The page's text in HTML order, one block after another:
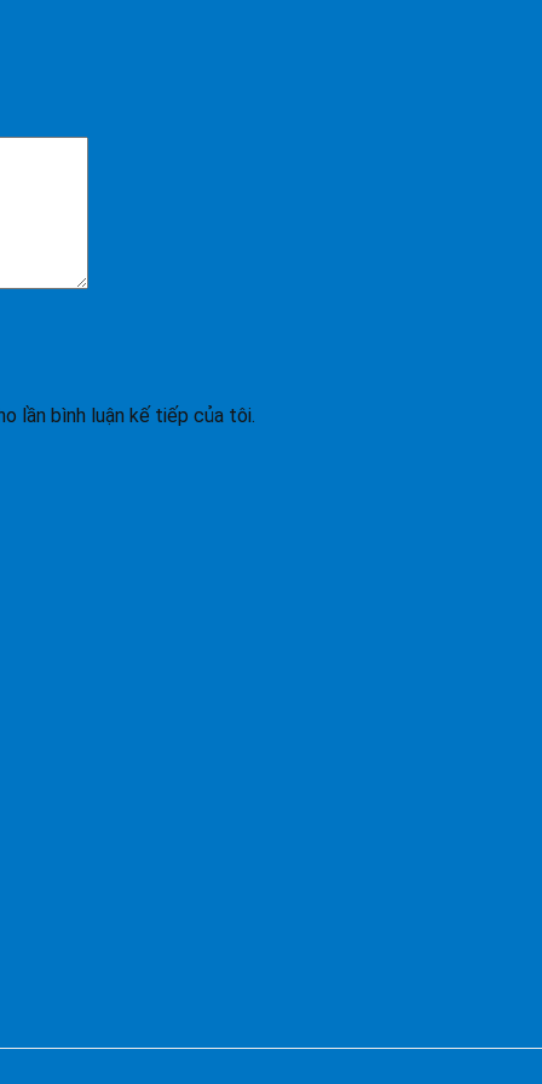
lần bình luận kế tiếp của tôi.